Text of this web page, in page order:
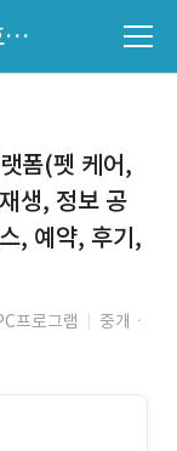
반려동물 커뮤니티·펫호텔 예약 플랫폼(펫 케어, 전문가 매칭, 질문, 질의응답, 영상 재생, 정보 공유, 서비스 제공, 쇼핑몰, 돌봄 서비스, 예약, 후기, 수의사, 상담)
폼(펫 케어,
생, 정보 공
, 예약, 후기,
프로그램
중개ㆍ